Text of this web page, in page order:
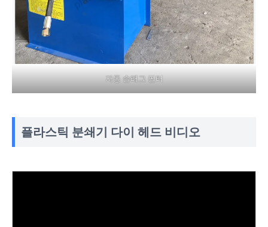
자동 슬래그 필터
플라스틱 분쇄기 다이 헤드 비디오